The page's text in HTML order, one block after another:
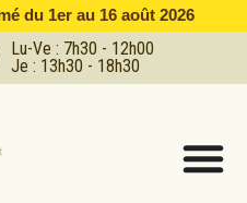
du 1er au 16 août 2026
Lu-Ve : 7h30 - 12h00
Je : 13h30 - 18h30